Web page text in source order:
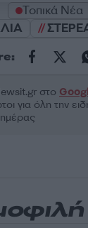
Τοπικά Νέα
στο
για όλη την